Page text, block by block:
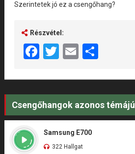
Szerintetek jó ez a csengőhang?
Részvétel:
Facebook
Twitter
EmailShare
Csengőhangok azonos témájú
Samsung E700
322 Hallgat